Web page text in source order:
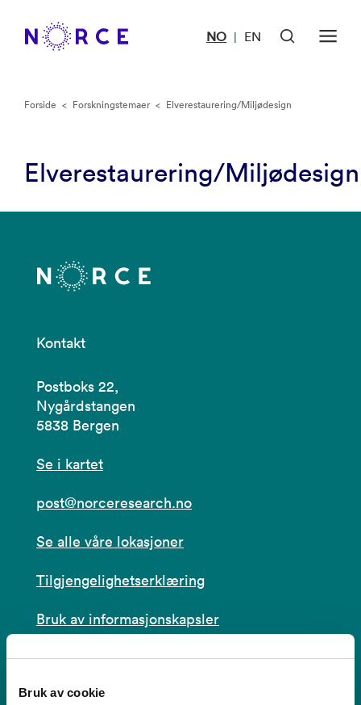
Bruk av cookie
NO | EN
Forside < Forskningstemaer < Elverestaurering/Miljødesign
Elverestaurering/Miljødesign
Kontakt
Postboks 22,
Nygårdstangen
5838 Bergen
Se i kartet
post@norceresearch.no
Se alle våre lokasjoner
Tilgjengelighetserklæring
Bruk av informasjonskapsler
Personvern i NORCE